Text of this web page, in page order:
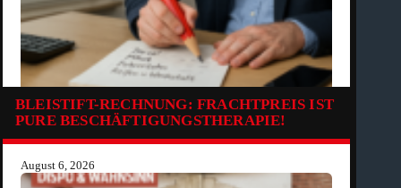
BLEISTIFT-RECHNUNG: FRACHTPREIS IST
PURE BESCHÄFTIGUNGSTHERAPIE!
August 6, 2026